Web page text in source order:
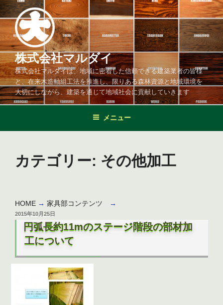
コ
ン
テ
ン
ツ
へ
ス
キ
ッ
株式会社マルダイ
株式会社マルダイは、地域に密着した信頼できる建築業者の皆様
と、在来木造軸組工法を推進し、限りある森林資源と地域環境を
大切にしながら、建築を通じて地域社会に貢献していきます
メニュー
カテゴリー: その他加工
HOME → 家具部コンテンツ →
投
2015年10月25日
円弧長約11mのステージ階段の部材加
工について